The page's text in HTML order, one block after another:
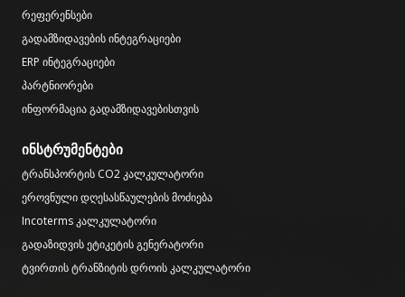
რეფერენსები
გადამზიდავების ინტეგრაციები
ERP ინტეგრაციები
პარტნიორები
ინფორმაცია გადამზიდავებისთვის
ინსტრუმენტები
ტრანსპორტის CO2 კალკულატორი
ეროვნული დღესასწაულების მოძიება
Incoterms კალკულატორი
გადაზიდვის ეტიკეტის გენერატორი
ტვირთის ტრანზიტის დროის კალკულატორი